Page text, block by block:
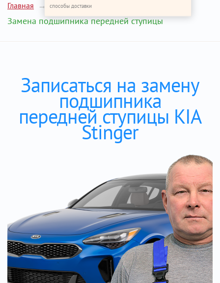
способы доставки
Главная Ремонт КИА Стингер
Замена подшипника передней ступицы
Записаться на замену
подшипника
передней ступицы KIA
Stinger